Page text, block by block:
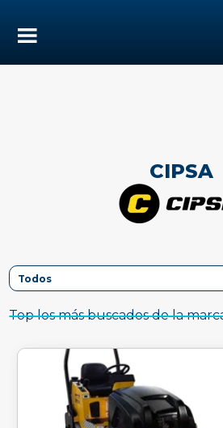
CIPSA
Top los más buscados de la